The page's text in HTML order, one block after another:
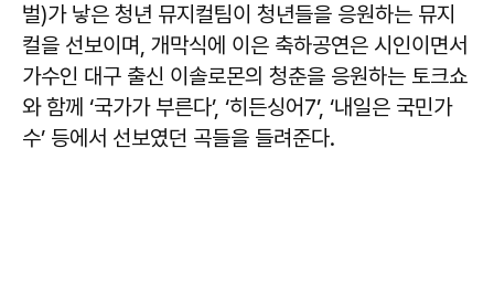
벌)가 낳은 청년 뮤지컬팀이 청년들을 응원하는 뮤지
컬을 선보이며, 개막식에 이은 축하공연은 시인이면서
가수인 대구 출신 이솔로몬의 청춘을 응원하는 토크쇼
와 함께 ‘국가가 부른다’, ‘히든싱어7’, ‘내일은 국민가
수’ 등에서 선보였던 곡들을 들려준다.